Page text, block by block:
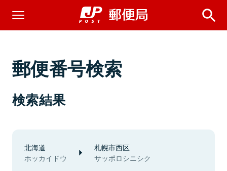
郵便番号検索
検索結果
北海道
ホッカイドウ
札幌市西区
サッポロシニシク